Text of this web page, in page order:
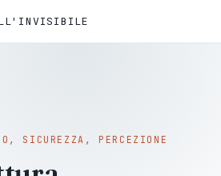
SICUREZZA, PERCEZIONE